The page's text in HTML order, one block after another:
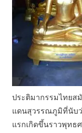
ประติมากรรมไทยส
แดนสุวรรณภูมิที่นับว่
แรกเกิดขึ้นราวพุทธ